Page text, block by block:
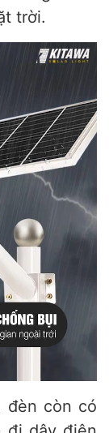
trời.
đèn còn có